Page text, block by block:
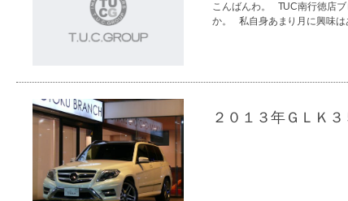
こんばんわ。 TUC南行徳店
か。 私自身あまり月に興味は
２０１３年ＧＬＫ